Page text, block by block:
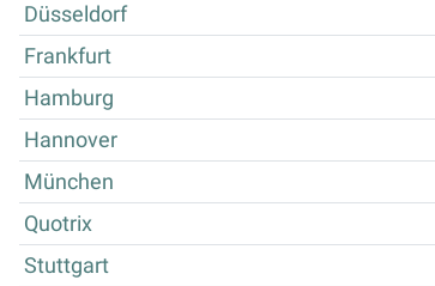
Düsseldorf
Frankfurt
Hamburg
Hannover
München
Quotrix
Stuttgart